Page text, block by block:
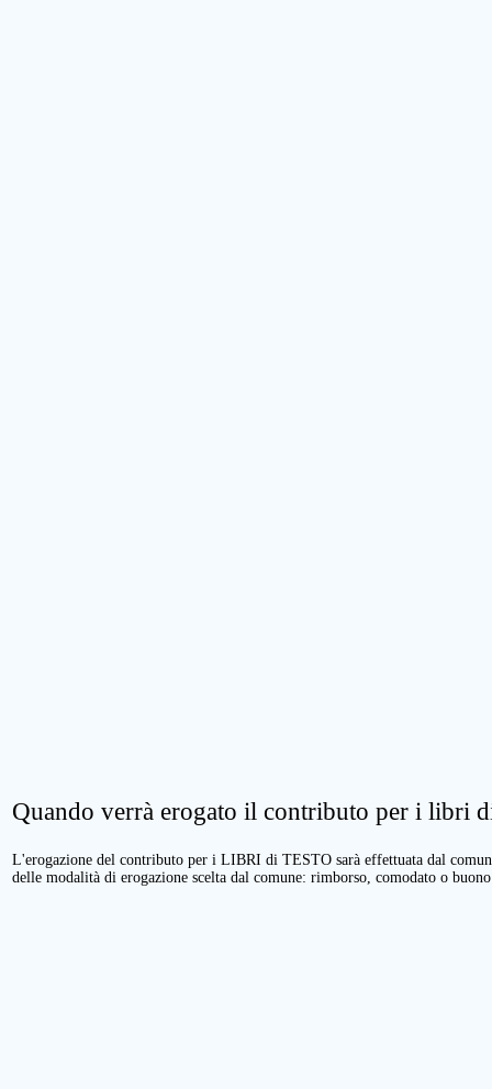
Quando verrà erogato il contributo per i libri
L'erogazione del contributo per i LIBRI di TESTO sarà effettuata dal
delle modalità di erogazione scelta dal comune: rimborso, comodato o